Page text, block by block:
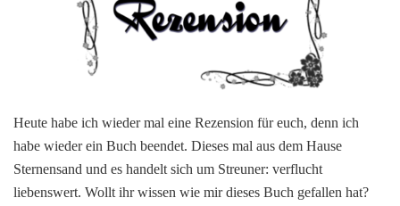
von
Stefanie
Scheurich
Heute habe ich wieder mal eine Rezension für euch, denn ich
habe wieder ein Buch beendet. Dieses mal aus dem Hause
Sternensand und es handelt sich um Streuner: verflucht
liebenswert. Wollt ihr wissen wie mir dieses Buch gefallen hat?